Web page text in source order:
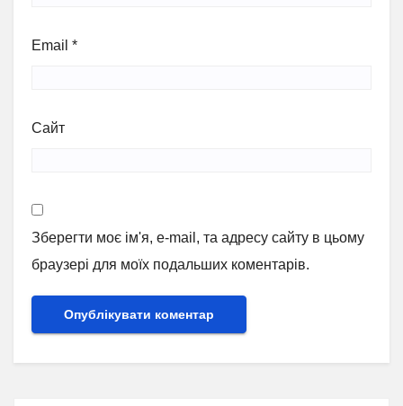
Email *
Сайт
Зберегти моє ім'я, e-mail, та адресу сайту в цьому
браузері для моїх подальших коментарів.